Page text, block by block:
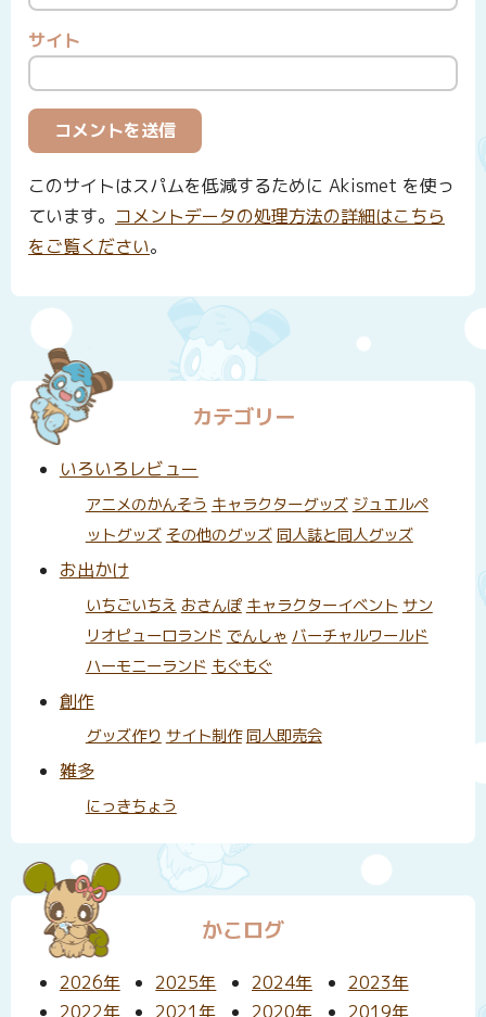
サイト
このサイトはスパムを低減するために Akismet を使っ
ています。 コメントデータの処理方法の詳細はこちら
をご覧ください。
カテゴリー
いろいろレビュー
アニメのかんそう キャラクターグッズ ジュエルペ
ットグッズ その他のグッズ 同人誌と同人グッズ
お出かけ
いちごいちえ おさんぽ キャラクターイベント サン
リオピューロランド でんしゃ バーチャルワールド
ハーモニーランド もぐもぐ
創作
グッズ作り サイト制作 同人即売会
雑多
にっきちょう
かこログ
2026年 2025年 2024年
2023年
2022年
2021年 2020年 2019年